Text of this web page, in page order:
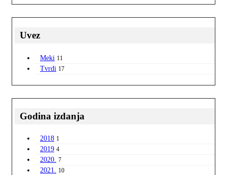
Uvez
Meki 11
Tvrdi 17
Godina izdanja
2018 1
2019 4
2020. 7
2021. 10